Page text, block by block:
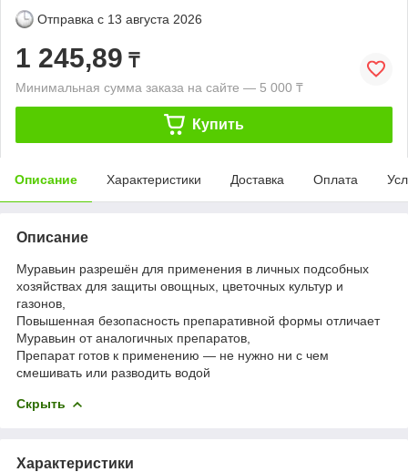
Отправка с 13 августа 2026
1 245,89 ₸
Минимальная сумма заказа на сайте — 5 000 ₸
Купить
Описание Характеристики Доставка Оплата
Описание
Муравьин разрешён для применения в личных подсобных
хозяйствах для защиты овощных, цветочных культур и
газонов,
Повышенная безопасность препаративной формы отличает
Муравьин от аналогичных препаратов,
Препарат готов к применению — не нужно ни с чем
смешивать или разводить водой
Скрыть
Характеристики